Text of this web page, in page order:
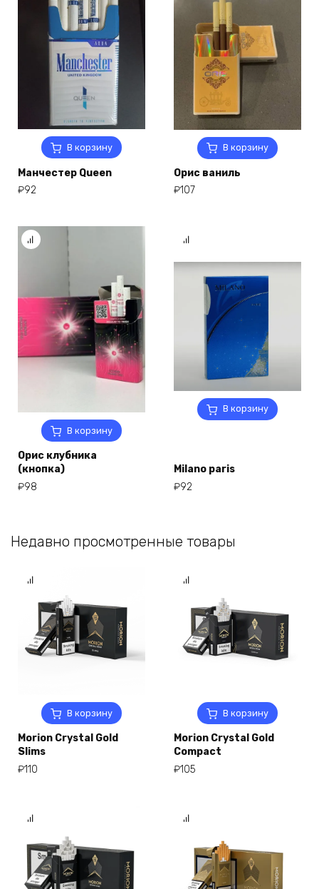
В корзину
Манчестер Queen
₽92
В корзину
Орис ваниль
₽107
В корзину
Орис клубника
(кнопка)
₽98
В корзину
Milano paris
₽92
Недавно просмотренные товары
В корзину
Morion Crystal Gold
Slims
₽110
В корзину
Morion Crystal Gold
Compact
₽105